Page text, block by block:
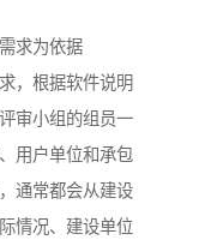
求为依据
，根据软件说明
审小组的组员一
用户单位和承包
通常都会从建设
情况、建设单位